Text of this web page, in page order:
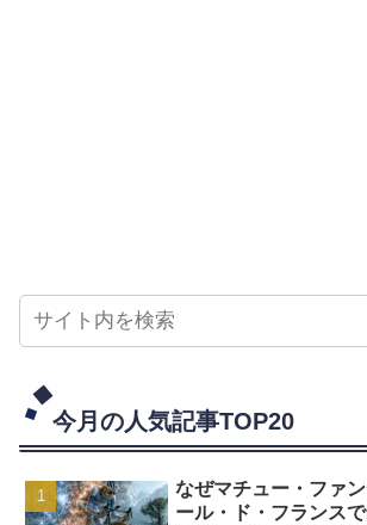
今月の人気記事TOP20
なぜマチュー・ファ
ール・ド・フランス